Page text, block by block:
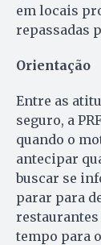
em locais
repassadas
Orientação
Entre as
seguro, a
quando o
antecipar
buscar se
parar para
tempo para